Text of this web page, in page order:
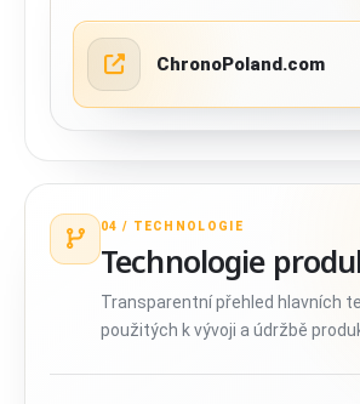
ChronoPoland.com
04 / TECHNOLOGIE
Technologie
Transparentní přehled hlavních
použitých k vývoji a údržbě